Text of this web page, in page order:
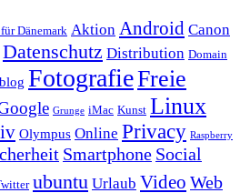
Dänemark Aktion Android Canon
Datenschutz Distribution Domain
FotografieFreie
Grunge iMac Kunst Linux
Olympus Online Privacy Raspberry
Smartphone Social
ubuntu Urlaub Video Web